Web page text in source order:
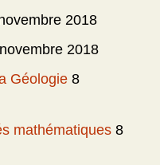
2018
2018
Géologie 8
mathématiques 8